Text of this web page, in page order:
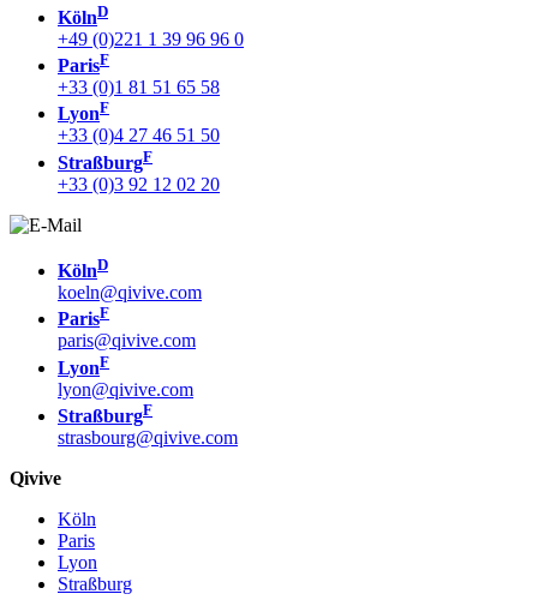
KölnD
+49 (0)221 1 39 96 96 0
ParisF
+33 (0)1 81 51 65 58
LyonF
+33 (0)4 27 46 51 50
StraßburgF
+33 (0)3 92 12 02 20
KölnD
koeln@qivive.com
ParisF
paris@qivive.com
LyonF
lyon@qivive.com
StraßburgF
strasbourg@qivive.com
Qivive
Köln
Paris
Lyon
Straßburg